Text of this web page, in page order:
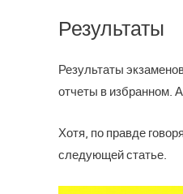
Результаты
Результаты
отчеты в избранном.
Хотя, по правде
следующей статье.